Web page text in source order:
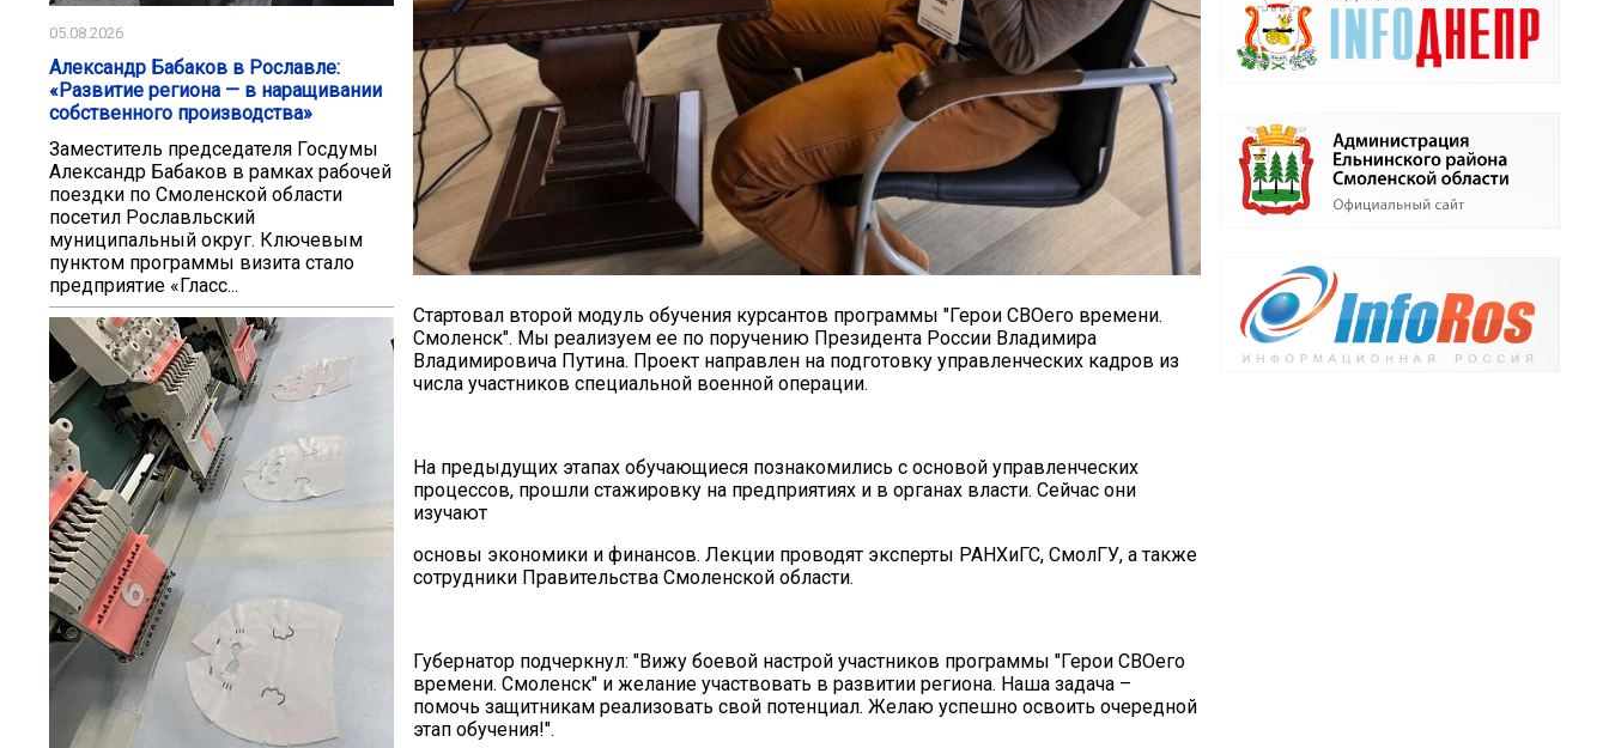
05.08.2026
Александр Бабаков в Рославле:
«Развитие региона — в наращивании
собственного производства»
Заместитель председателя Госдумы
Александр Бабаков в рамках рабочей
поездки по Смоленской области
посетил Рославльский
муниципальный округ. Ключевым
пунктом программы визита стало
предприятие «Гласс...
Стартовал второй модуль обучения курсантов программы "Герои СВОего времени.
Смоленск". Мы реализуем ее по поручению Президента России Владимира
Владимировича Путина. Проект направлен на подготовку управленческих кадров из
числа участников специальной военной операции.
На предыдущих этапах обучающиеся познакомились с основой управленческих
процессов, прошли стажировку на предприятиях и в органах власти. Сейчас они
изучают
основы экономики и финансов. Лекции проводят эксперты РАНХиГС, СмолГУ, а также
сотрудники Правительства Смоленской области.
Губернатор подчеркнул: "Вижу боевой настрой участников программы "Герои СВОего
времени. Смоленск" и желание участвовать в развитии региона. Наша задача –
помочь защитникам реализовать свой потенциал. Желаю успешно освоить очередной
этап обучения!".